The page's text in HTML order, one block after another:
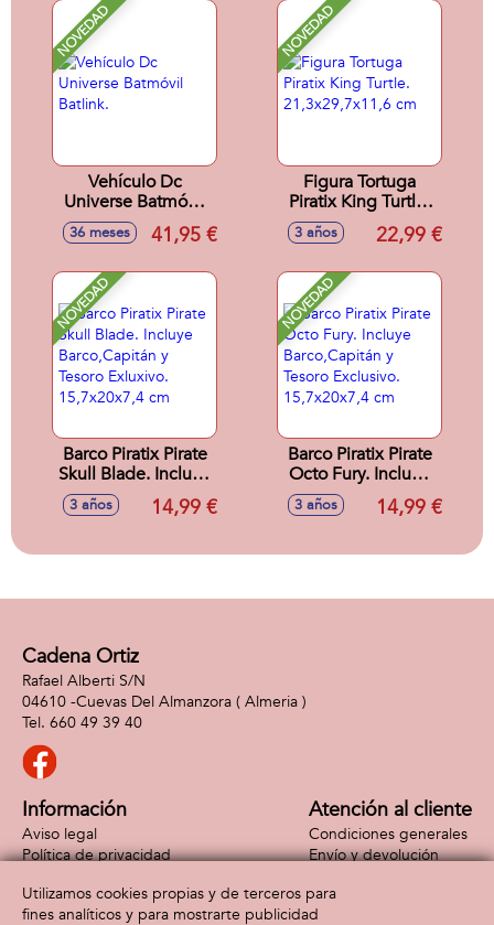
NOVEDAD
Vehículo Dc
Universe Batmóvil
Batlink.
36 meses 41,95 €
NOVEDAD
Figura Tortuga
Piratix King Turtle.
21,3x29,7x11,6 cm
3 años 22,99 €
NOVEDAD
Barco Piratix Pirate
Skull Blade. Incluye
Barco,Capitán y
Tesoro Exluxivo.
3 años 14,99 €
NOVEDAD
Barco Piratix Pirate
Octo Fury. Incluye
Barco,Capitán y
Tesoro Exclusivo.
3 años 14,99 €
Cadena Ortiz
Rafael Alberti S/N
04610 -Cuevas Del Almanzora ( Almeria )
660 49 39 40
Información
Aviso legal
Política de privacidad
Atención al cliente
Condiciones generales
Envío y devolución
Formas de pago
Utilizamos cookies propias y de terceros para
fines analíticos y para mostrarte publicidad